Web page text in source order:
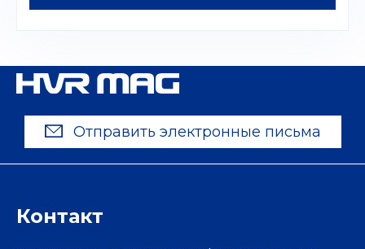
Отправить электронные письма
Контакт